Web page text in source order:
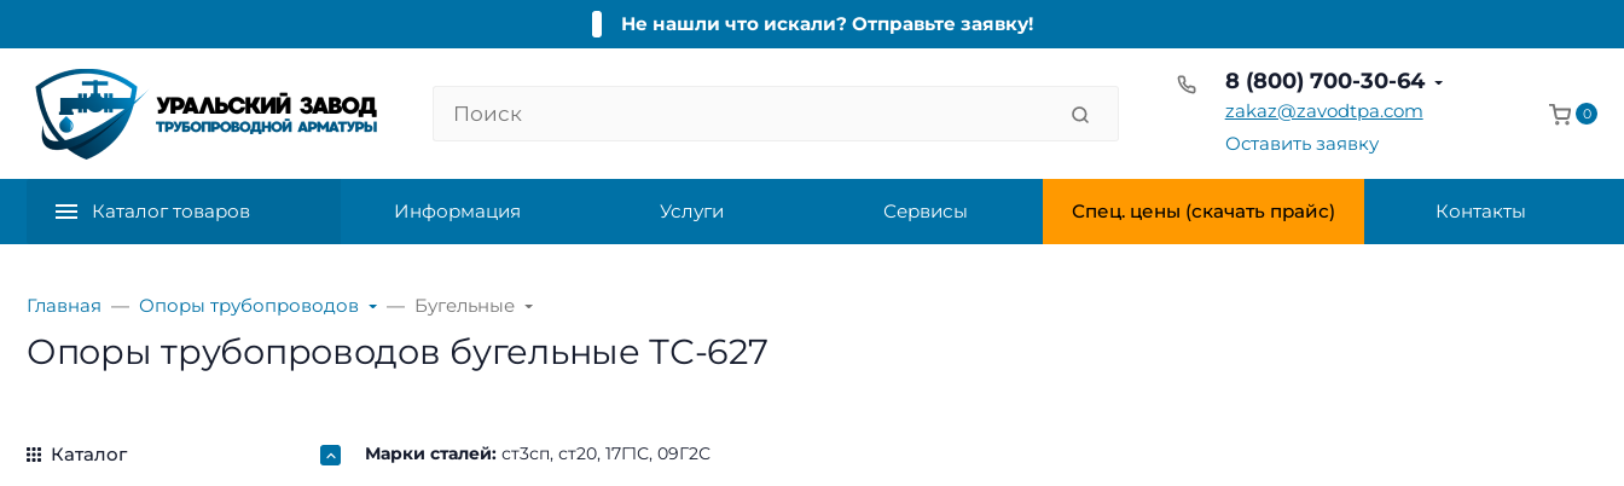
Не нашли что искали? Отправьте заявку!
8 (800) 700-30-64
zakaz@zavodtpa.com
Оставить заявку
0
Каталог товаров Информация Услуги Сервисы Спец. цены (скачать прайс) Контакты
Главная Опоры трубопроводов Бугельные
Опоры трубопроводов бугельные ТС-627
Каталог Марки сталей: ст3сп, ст20, 17Г1С, 09Г2С